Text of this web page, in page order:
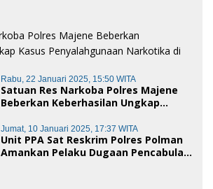
Rabu, 22 Januari 2025, 15:50 WITA
Satuan Res Narkoba Polres Majene
Beberkan Keberhasilan Ungkap
Awal Tahun 2025
Jumat, 10 Januari 2025, 17:37 WITA
Unit PPA Sat Reskrim Polres Polman
Amankan Pelaku Dugaan Pencabulan